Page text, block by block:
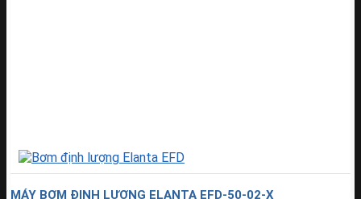
MÁY BƠM ĐỊNH LƯỢNG ELANTA EFD-50-02-X